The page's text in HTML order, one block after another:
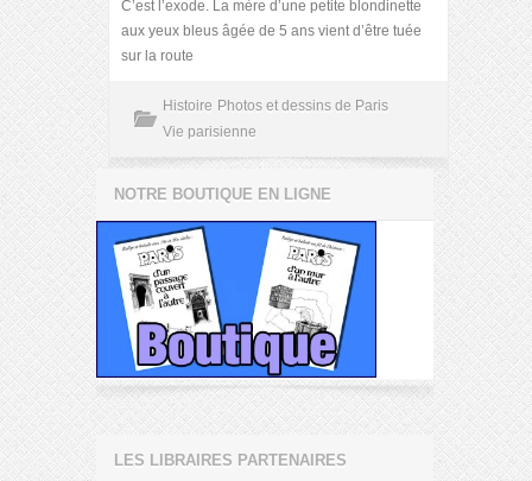
C’est l’exode. La mère d’une petite blondinette
aux yeux bleus âgée de 5 ans vient d’être tuée
sur la route
Histoire Photos et dessins de Paris
Vie parisienne
NOTRE BOUTIQUE EN LIGNE
LES LIBRAIRES PARTENAIRES